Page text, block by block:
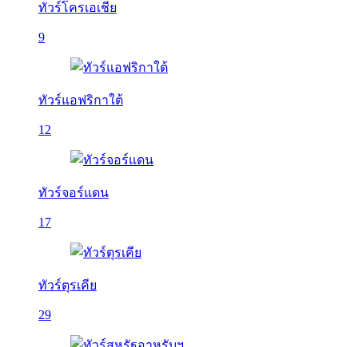
ทัวร์โครเอเชีย
9
ทัวร์แอฟริกาใต้
12
ทัวร์จอร์แดน
17
ทัวร์ตุรเคีย
29